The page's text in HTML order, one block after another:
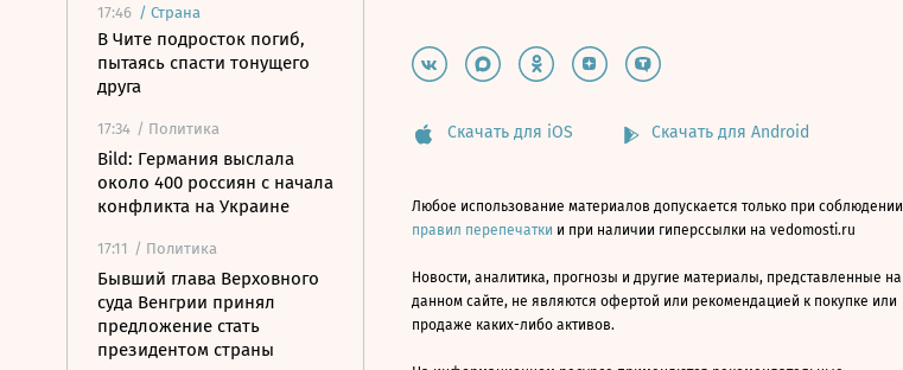
17:46 / Страна
В Чите подросток погиб,
пытаясь спасти тонущего
друга
17:34 / Политика
Bild: Германия выслала
около 400 россиян с начала
конфликта на Украине
17:11 / Политика
Бывший глава Верховного
суда Венгрии принял
предложение стать
президентом страны
Скачать для iOS Скачать для Android
Любое использование материалов допускается только при соблюдении
правил перепечатки и при наличии гиперссылки на vedomosti.ru
Новости, аналитика, прогнозы и другие материалы, представленные на
данном сайте, не являются офертой или рекомендацией к покупке или
продаже каких-либо активов.